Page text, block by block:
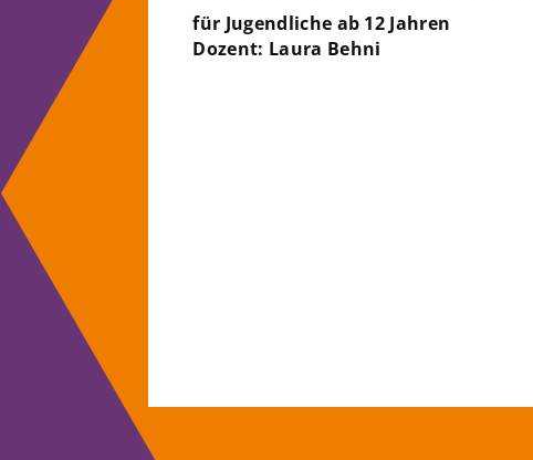
für Jugendliche ab 12 Jahren
Dozent: Laura Behni